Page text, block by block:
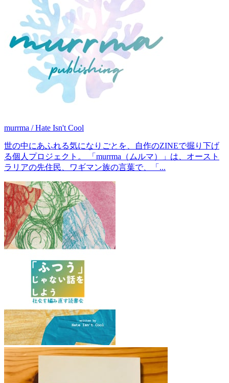
murrma / Hate Isn't Cool
世の中にあふれる気になりごとを、自作のZINEで掘り下げ
る個人プロジェクト。 「murrma（ムルマ）」は、オースト
ラリアの先住民、ワギマン族の言葉で、「...